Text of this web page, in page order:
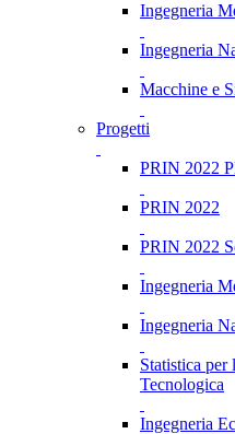
Ingegneria
Ingegneria
Macchine e
Progetti
PRIN 2022
PRIN 2022
PRIN 2022
Ingegneria
Ingegneria
Statistica per
Tecnologica
Ingegneria